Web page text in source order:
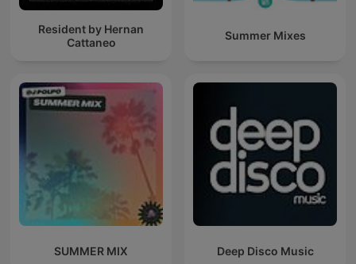
Resident by Hernan
Cattaneo
Summer Mixes
SUMMER MIX Deep Disco Music